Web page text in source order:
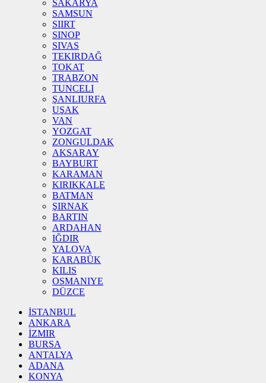
SAKARYA
SAMSUN
SIIRT
SINOP
SIVAS
TEKIRDAĞ
TOKAT
TRABZON
TUNCELI
ŞANLIURFA
UŞAK
VAN
YOZGAT
ZONGULDAK
AKSARAY
BAYBURT
KARAMAN
KIRIKKALE
BATMAN
ŞIRNAK
BARTIN
ARDAHAN
IĞDIR
YALOVA
KARABÜK
KILIS
OSMANIYE
DÜZCE
İSTANBUL
ANKARA
İZMIR
BURSA
ANTALYA
ADANA
KONYA